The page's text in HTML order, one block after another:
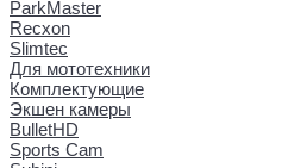
ParkMaster
Recxon
Slimtec
Для мототехники
Комплектующие
Экшен камеры
BulletHD
Sports Cam